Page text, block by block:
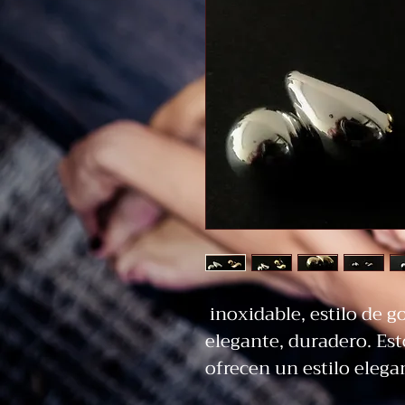
elegante, duradero.
ofrecen un estilo
diseño de gota. Con